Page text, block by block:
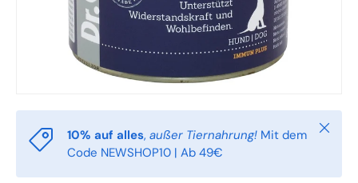
10% auf alles, außer Tiernahrung! Mit dem
Code NEWSHOP10 | Ab 49€